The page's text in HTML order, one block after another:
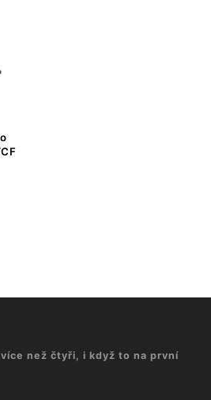
než čtyři, i když to na první